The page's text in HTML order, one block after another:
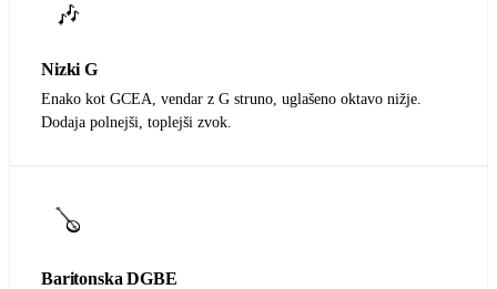
🎶
Nizki G
Enako kot GCEA, vendar z G struno, uglašeno oktavo nižje.
Dodaja polnejši, toplejši zvok.
🪕
Baritonska DGBE